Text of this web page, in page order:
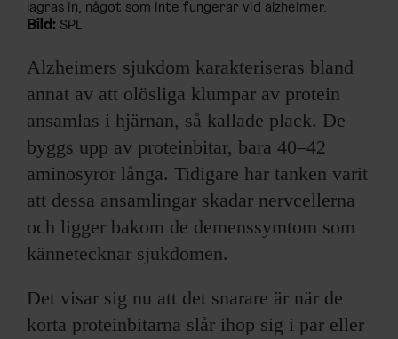
OM F&F
lagras in, något som inte fungerar vid alzheimer.
Bild: SPL
Alzheimers sjukdom karakteriseras bland
annat av att olösliga klumpar av protein
ansamlas i hjärnan, så kallade plack. De
byggs upp av proteinbitar, bara 40–42
aminosyror långa. Tidigare har tanken varit
att dessa ansamlingar skadar nervcellerna
och ligger bakom de demenssymtom som
kännetecknar sjukdomen.
Det visar sig nu att det snarare är när de
korta proteinbitarna slår ihop sig i par eller